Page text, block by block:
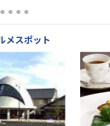
メスポット